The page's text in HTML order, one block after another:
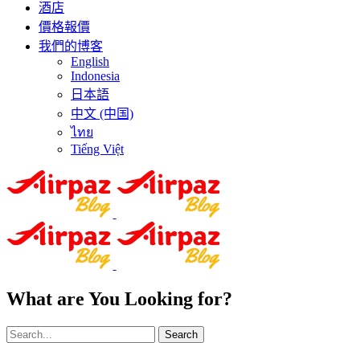
酒店
價格報價
我們的博客
English
Indonesia
日本語
中文 (中国)
ไทย
Tiếng Việt
What are You Looking for?
Search